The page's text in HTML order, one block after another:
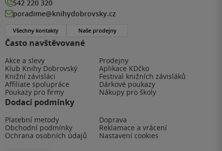
Často navštěvované
Akce a slevy
Prodejny
Klub Knihy Dobrovský
Aplikace KDčko
Knižní závisláci
Festival knižních závisláků
Affiliate spolupráce
Dárkové poukazy
Poukazy pro firmy
Nákupy pro školy
Dodací podmínky
Platební metody
Doprava
Obchodní podmínky
Reklamace a vrácení
Ochrana osobních údajů
Nastavení cookies
542 220 320
poradime@knihydobrovsky.cz
Všechny kontakty Naše prodejny